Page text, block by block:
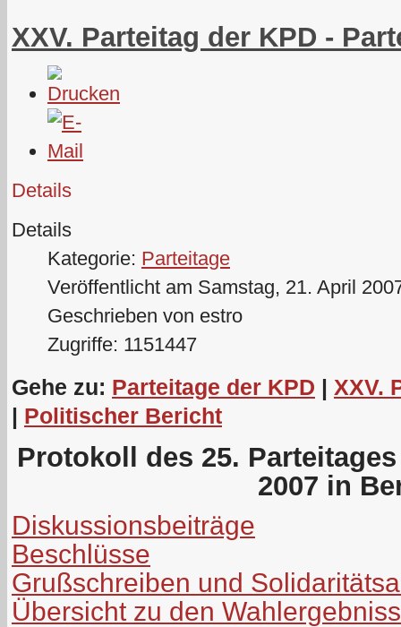
XXV. Parteitag der KPD -
Details
Details
Kategorie: Parteitage
Veröffentlicht am Samstag, 21. April
Geschrieben von estro
Zugriffe: 1151447
Gehe zu: Parteitage der KPD | XXV.
| Politischer Bericht
Protokoll des 25.
2007 in
Diskussionsbeiträge
Beschlüsse
Grußschreiben und
Übersicht zu den